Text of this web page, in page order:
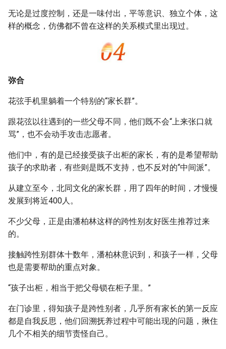
无论是过度控制，还是一味付出，平等意识、独立个体，这
样的概念，仿佛都不曾在这样的关系模式里出现过。
弥合
花弦手机里躺着一个特别的“家长群”。
跟花弦以往遇到的一些父母不同，他们既不会“上来张口就
骂”，也不会动手攻击志愿者。
他们中，有的是已经接受孩子出柜的家长，有的是希望帮助
孩子的求助者，有些则是既不支持，也不反对的“中间派”。
从建立至今，北同文化的家长群，用了四年的时间，才慢慢
发展到将近400人。
不少父母，正是由潘柏林这样的跨性别友好医生推荐过来
的。
接触跨性别群体十数年，潘柏林意识到，和孩子一样，父母
也是需要帮助的重点对象。
“孩子出柜，相当于把父母锁在柜子里。”
在门诊里，得知孩子是跨性别者，几乎所有家长的第一反应
都是自我反思，他们回溯抚养过程中可能出现的问题，揪住
几个不相关的细节责怪自己。